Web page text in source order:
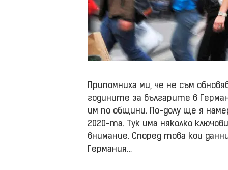
Припомниха ми, че не съм
годините за българите в
им по общини. По-долу ще я
2020-та. Тук има няколко
внимание. Според това кои
Германия…